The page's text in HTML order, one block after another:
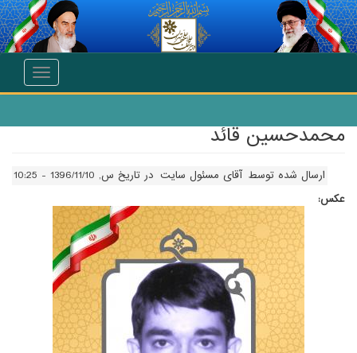
انتقال به محتوای اصلی
Toggle
محمدحسين قائد
ارسال شده توسط آقای مسئول سایت در تاریخ س, 1396/11/10 - 10:25
عکس: